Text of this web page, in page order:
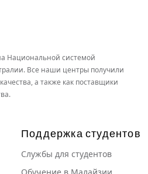
Национальной системой
Все наши центры получили
а также как поставщики
Поддержка студентов
Службы для студентов